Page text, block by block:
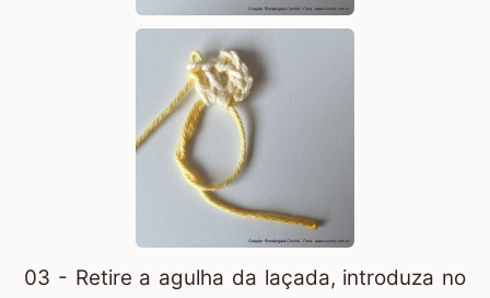
03 - Retire a agulha da laçada, introduza no